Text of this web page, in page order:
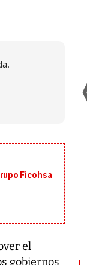
Ficohsa
el
gobiernos
una